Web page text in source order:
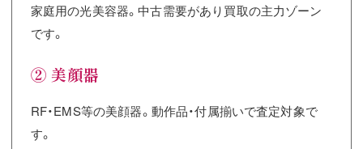
家庭用の光美容器。中古需要があり買取の主力ゾーン
です。
② 美顔器
RF・EMS等の美顔器。動作品・付属揃いで査定対象で
す。